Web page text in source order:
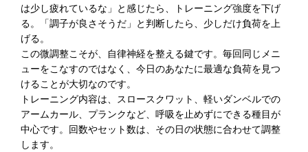
は少し疲れているな」と感じたら、トレーニング強度を下げ
る。「調子が良さそうだ」と判断したら、少しだけ負荷を上
げる。
この微調整こそが、自律神経を整える鍵です。毎回同じメニ
ューをこなすのではなく、今日のあなたに最適な負荷を見つ
けることが大切なのです。
トレーニング内容は、スロースクワット、軽いダンベルでの
アームカール、プランクなど、呼吸を止めずにできる種目が
中心です。回数やセット数は、その日の状態に合わせて調整
します。